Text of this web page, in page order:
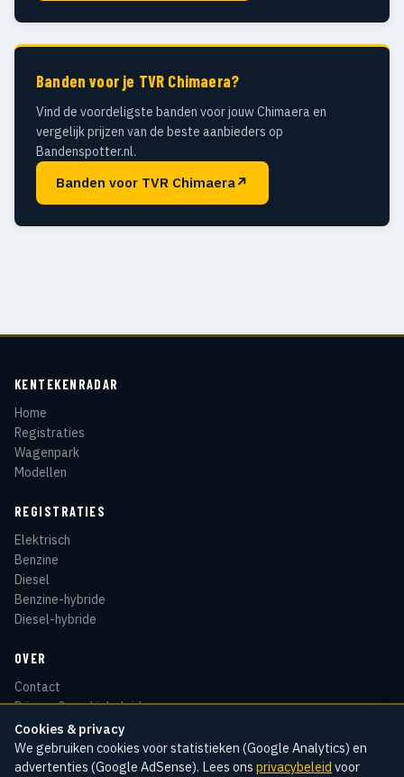
Cookies & privacy
We gebruiken cookies voor statistieken (Google Analytics) en
advertenties (Google AdSense). Lees ons privacybeleid voor
Banden voor je TVR Chimaera?
Vind de voordeligste banden voor jouw Chimaera en
vergelijk prijzen van de beste aanbieders op
Bandenspotter.nl.
Banden voor TVR Chimaera↗
KENTEKENRADAR
Home
Registraties
Wagenpark
Modellen
REGISTRATIES
Elektrisch
Benzine
Diesel
Benzine-hybride
Diesel-hybride
OVER
Contact
Privacy & cookiebeleid
Disclaimer
Sitemap